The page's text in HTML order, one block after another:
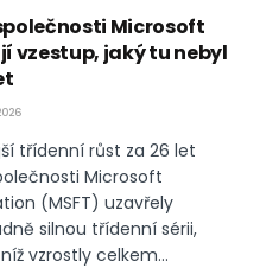
Microsoft
vzestup, jaký tu nebyl
třídenní růst za 26 let
Microsoft
(MSFT) uzavřely
silnou třídenní sérii,
vzrostly celkem...